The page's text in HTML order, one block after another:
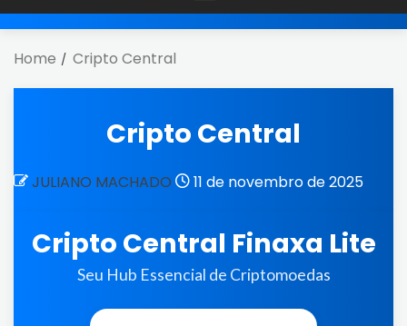
Home Cripto Central
Cripto Central
JULIANO MACHADO 11 de novembro de 2025
Cripto Central Finaxa Lite
Seu Hub Essencial de Criptomoedas